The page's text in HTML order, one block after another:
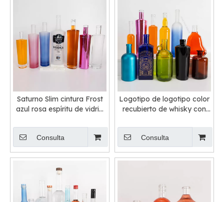
Saturno Slim cintura Frost
azul rosa espíritu de vidrio
Consulta
Logotipo de logotipo color
recubierto de whisky con
brandy al por mayor
Consulta